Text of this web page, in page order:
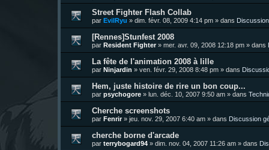
Street Fighter Flash Collab
par EvilRyu » dim. févr. 08, 2009 4:14 pm » dans
[Rennes]Stunfest 2008
par Resident Fighter» mer. avr. 09, 2008 12:18 pm » dans
La fête de l'animation 2008 à lille
par Ninjardin » ven. févr. 29, 2008 8:48 pm » dans
Hem, juste histoire de rire un bon coup...
par psychogore » lun. déc. 10, 2007 9:50 am » dans
Cherche screenshots
par Fenrir» jeu. nov. 29, 2007 6:40 am » dans Discussion
cherche borne d'arcade
par terrybogard94 » dim. nov. 04, 2007 11:26 am » dans